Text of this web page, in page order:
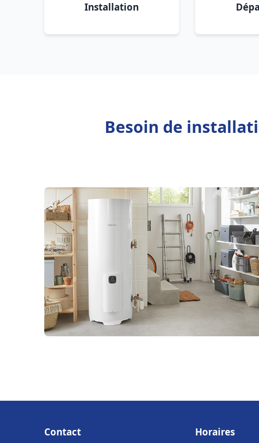
Installation
Besoin de
Contact Horaires